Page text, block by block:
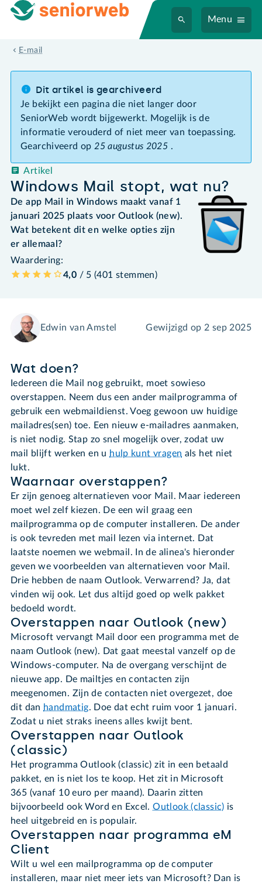
Menu
E-mail
Dit artikel is gearchiveerd
Je bekijkt een pagina die niet langer door
SeniorWeb wordt bijgewerkt. Mogelijk is de
informatie verouderd of niet meer van toepassing.
Gearchiveerd op 25 augustus 2025 .
Windows Mail stopt, wat nu?
Artikel
De app Mail in Windows maakt vanaf 1
januari 2025 plaats voor Outlook (new).
Wat betekent dit en welke opties zijn
er allemaal?
Waardering:
4,0 / 5 (401 stemmen)
Edwin van Amstel Gewijzigd op2 sep 2025
Wat doen?
Iedereen die Mail nog gebruikt, moet sowieso
overstappen. Neem dus een ander mailprogramma of
gebruik een webmaildienst. Voeg gewoon uw huidige
mailadres(sen) toe. Een nieuw e-mailadres aanmaken,
is niet nodig. Stap zo snel mogelijk over, zodat uw
mail blijft werken en u hulp kunt vragen als het niet
lukt.
Waarnaar overstappen?
Er zijn genoeg alternatieven voor Mail. Maar iedereen
moet wel zelf kiezen. De een wil graag een
mailprogramma op de computer installeren. De ander
is ook tevreden met mail lezen via internet. Dat
laatste noemen we webmail. In de alinea's hieronder
geven we voorbeelden van alternatieven voor Mail.
Drie hebben de naam Outlook. Verwarrend? Ja, dat
vinden wij ook. Let dus altijd goed op welk pakket
bedoeld wordt.
Overstappen naar Outlook (new)
Microsoft vervangt Mail door een programma met de
naam Outlook (new). Dat gaat meestal vanzelf op de
Windows-computer. Na de overgang verschijnt de
nieuwe app. De mailtjes en contacten zijn
meegenomen. Zijn de contacten niet overgezet, doe
dit dan handmatig. Doe dat echt ruim voor 1 januari.
Zodat u niet straks ineens alles kwijt bent.
Overstappen naar Outlook
(classic)
Het programma Outlook (classic) zit in een betaald
pakket, en is niet los te koop. Het zit in Microsoft
365 (vanaf 10 euro per maand). Daarin zitten
bijvoorbeeld ook Word en Excel.Outlook (classic) is
heel uitgebreid en is populair.
Overstappen naar programma eM
Client
Wilt u wel een mailprogramma op de computer
installeren, maar niet meer iets van Microsoft? Dan is